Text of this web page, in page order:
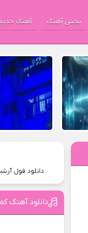
پخش آهنگ آهنگ
دانلود فول
دانلود آهنگ